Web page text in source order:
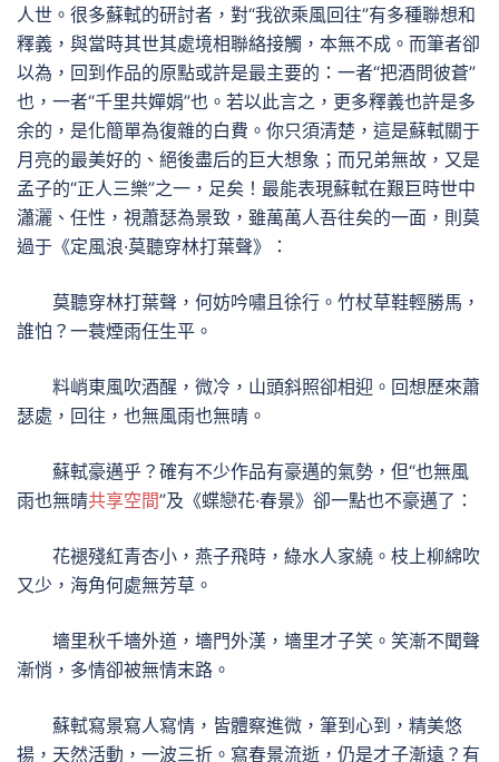
人世。很多蘇軾的研討者，對“我欲乘風回往”有多種聯想和
釋義，與當時其世其處境相聯絡接觸，本無不成。而筆者卻
以為，回到作品的原點或許是最主要的：一者“把酒問彼蒼”
也，一者“千里共嬋娟”也。若以此言之，更多釋義也許是多
余的，是化簡單為復雜的白費。你只須清楚，這是蘇軾關于
月亮的最美好的、絕後盡后的巨大想象；而兄弟無故，又是
孟子的“正人三樂”之一，足矣！最能表現蘇軾在艱巨時世中
瀟灑、任性，視蕭瑟為景致，雖萬萬人吾往矣的一面，則莫
過于《定風浪·莫聽穿林打葉聲》：
莫聽穿林打葉聲，何妨吟嘯且徐行。竹杖草鞋輕勝馬，
誰怕？一蓑煙雨任生平。
料峭東風吹酒醒，微冷，山頭斜照卻相迎。回想歷來蕭
瑟處，回往，也無風雨也無晴。
蘇軾豪邁乎？確有不少作品有豪邁的氣勢，但“也無風
雨也無晴共享空間”及《蝶戀花·春景》卻一點也不豪邁了：
花褪殘紅青杏小，燕子飛時，綠水人家繞。枝上柳綿吹
又少，海角何處無芳草。
墻里秋千墻外道，墻門外漢，墻里才子笑。笑漸不聞聲
漸悄，多情卻被無情末路。
蘇軾寫景寫人寫情，皆體察進微，筆到心到，精美悠
揚，天然活動，一波三折。寫春景流逝，仍是才子漸遠？有